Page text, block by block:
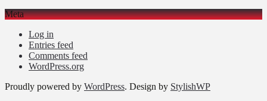
Meta
Log in
Entries feed
Comments feed
WordPress.org
Proudly powered by WordPress. Design by StylishWP